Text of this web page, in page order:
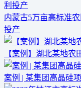
内蒙古5万亩高标准
投产
【案例】湖北某地
案例 | 某集团高晶硅